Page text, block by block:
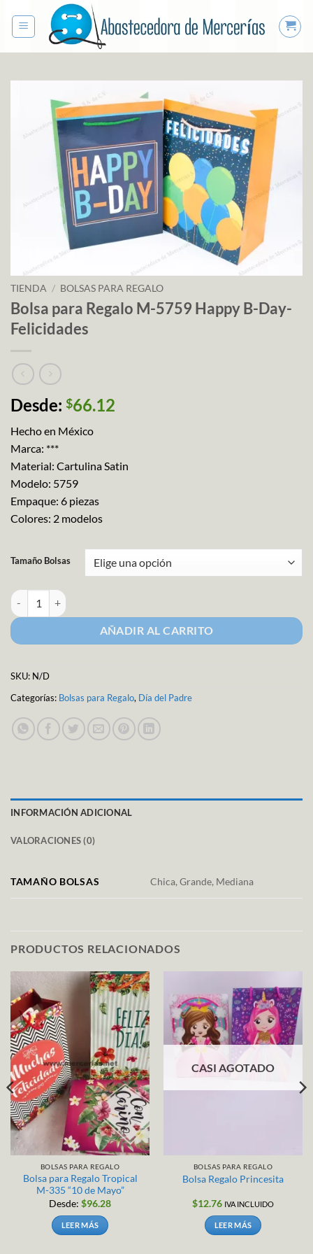
TIENDA / BOLSAS PARA REGALO
Bolsa para Regalo M-5759 Happy B-Day-
Felicidades
Desde: $66.12
Hecho en México
Marca: ***
Material: Cartulina Satin
Modelo: 5759
Empaque: 6 piezas
Colores: 2 modelos
Tamaño Bolsas
Bolsa para Regalo M-5759 Happy B-Day-Felicidades cantidad
AÑADIR AL CARRITO
SKU: N/D
Categorías: Bolsas para Regalo, Día del Padre
INFORMACIÓN ADICIONAL
VALORACIONES (0)
TAMAÑO BOLSAS Chica, Grande, Mediana
PRODUCTOS RELACIONADOS
BOLSAS PARA REGALO
Bolsa para Regalo Tropical
M-335 “10 de Mayo”
Desde: $96.28
LEER MÁS
CASI AGOTADO
BOLSAS PARA REGALO
Bolsa Regalo Princesita
$12.76 IVA INCLUIDO
LEER MÁS